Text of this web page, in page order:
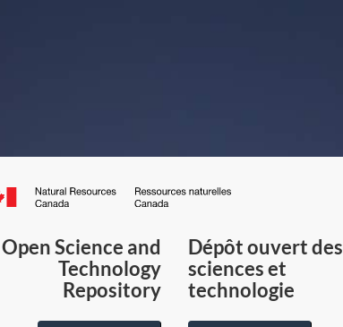
du
Canada
Open Science and
Technology
Repository
Dépôt ouvert des
sciences et
technologie